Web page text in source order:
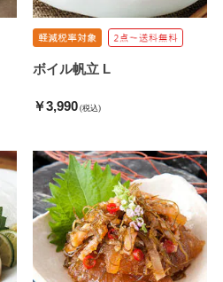
ボイル帆立 L
￥3,990 (税込)